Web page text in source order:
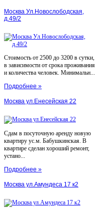
Москва Ул.Новослободская,
д.49/2
Стоимость от 2500 до 3200 в сутки,
в зависимости от срока проживания
и количества человек. Минимальн...
Подробнее »
Москва ул.Енесейская 22
Сдам в посуточную аренду новую
квартиру ус.м. Бабушкинская. В
квартире сделан хороший ремонт,
устано...
Подробнее »
Москва ул.Амундеса 17 к2